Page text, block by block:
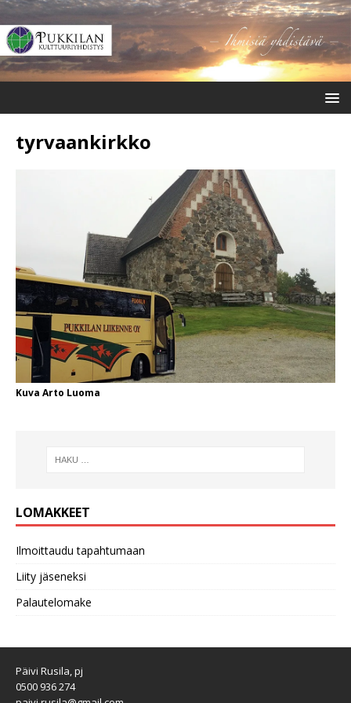
tyrvaankirkko
Kuva Arto Luoma
LOMAKKEET
Ilmoittaudu tapahtumaan
Liity jäseneksi
Palautelomake
Päivi Rusila, pj
0500 936 274